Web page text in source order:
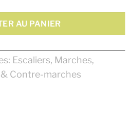
AU PANIER
Escaliers, Marches,
Contre-marches